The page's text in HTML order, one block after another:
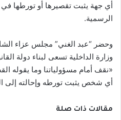
أي جهة يثبت تقصيرها أو تورطها في
الرسمية.
وحضر “عبد الغني” مجلس عزاء
وزارة الداخلية تسعى لبناء دولة
«نقف أمام مسؤولياتنا وما يقوله
أي شخص يثبت تورطه وإحالته إلى
مقالات ذات صلة